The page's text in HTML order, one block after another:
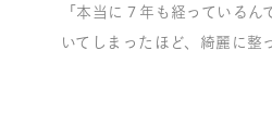
「本当に７年も経っている
いてしまったほど、綺麗に整